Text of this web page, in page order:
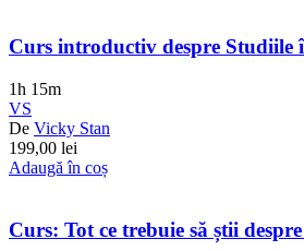
Curs introductiv despre Studiile
1h 15m
VS
De Vicky Stan
199,00 lei
Adaugă în coș
Curs: Tot ce trebuie să știi